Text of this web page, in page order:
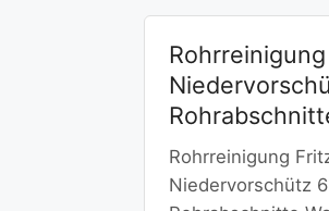
Rohrreinigung
Niedervorschütz